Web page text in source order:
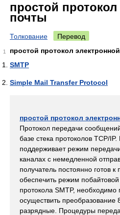
простой
почты
Толкование Перевод
1
простой протокол
SMTP
Simple Mail Transfer Protocol
простой протокол
Протокол передачи
базе стека протоколов TCP/
поддерживает режим
каналах с немедленной
получатель постоянно готов
обеспечить режим
протокола SMTP, необходимо
осуществить преобразование
разрядные. Процедуры